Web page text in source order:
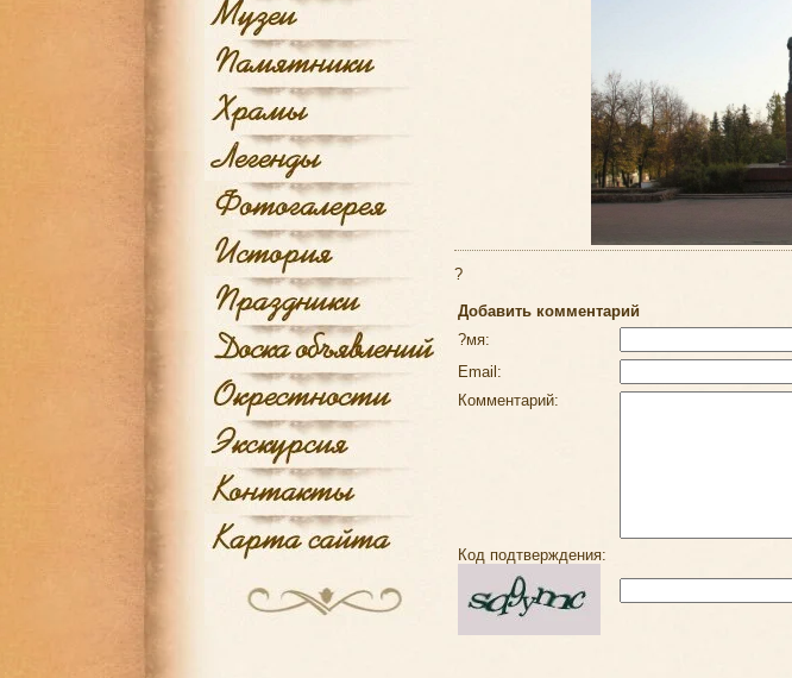
?
Добавить комментарий
?мя:
Email:
Комментарий:
Код подтверждения: